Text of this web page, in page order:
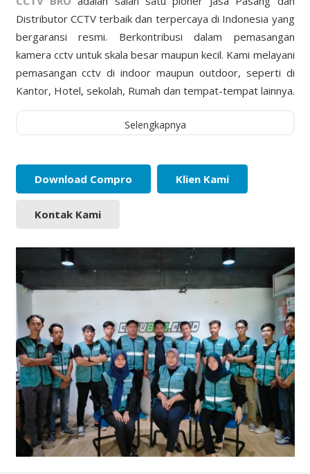
Distributor CCTV terbaik dan terpercaya di Indonesia yang
bergaransi resmi. Berkontribusi dalam pemasangan
kamera cctv untuk skala besar maupun kecil. Kami melayani
pemasangan cctv di indoor maupun outdoor, seperti di
Kantor, Hotel, sekolah, Rumah dan tempat-tempat lainnya.
Selengkapnya
Download Compro Klien Kami
Kontak Kami